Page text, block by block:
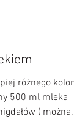
różnego koloru